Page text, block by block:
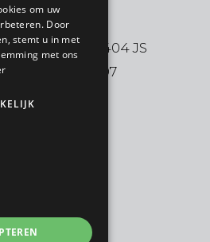
2 | 3404 JS
| 030-6880997
om uw
Door
stemt u in met
met ons